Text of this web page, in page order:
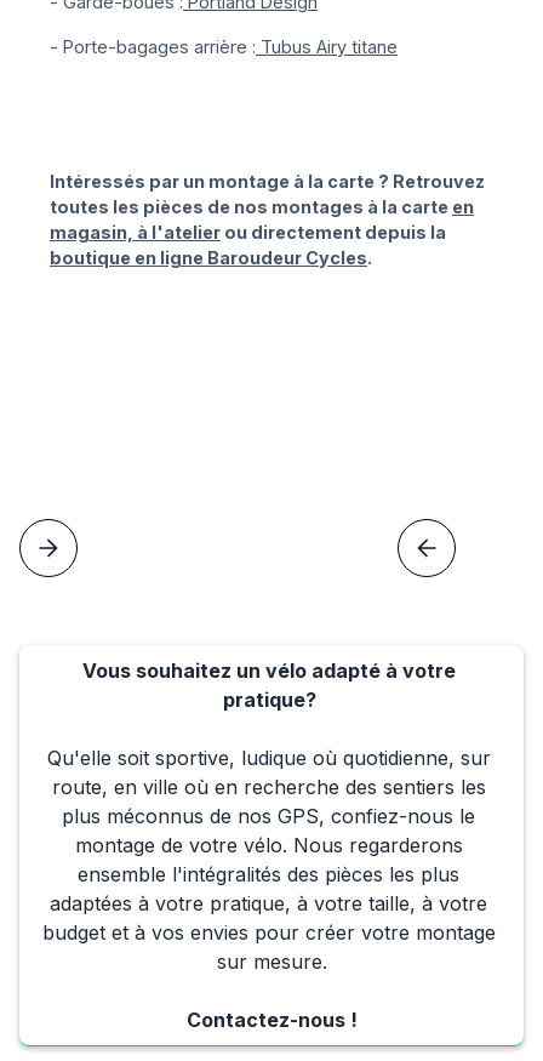
- Porte-bagages arrière : Tubus Airy titane
Intéressés par un montage à la carte ? Retrouvez
toutes les pièces de nos montages à la carte en
magasin, à l'atelier ou directement depuis la
boutique en ligne Baroudeur Cycles.
Vous souhaitez un vélo adapté à votre
pratique?
Qu'elle soit sportive, ludique où quotidienne, sur
route, en ville où en recherche des sentiers les
plus méconnus de nos GPS, confiez-nous le
montage de votre vélo. Nous regarderons
ensemble l'intégralités des pièces les plus
adaptées à votre pratique, à votre taille, à votre
budget et à vos envies pour créer votre montage
sur mesure.
Contactez-nous !